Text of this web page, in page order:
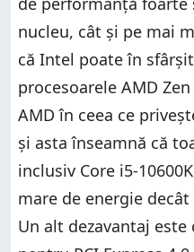
nucleu, cât și pe mai
că Intel poate în
procesoarele AMD
AMD în ceea ce
și asta înseamnă că
inclusiv Core i5-
mare de energie
Un alt dezavantaj